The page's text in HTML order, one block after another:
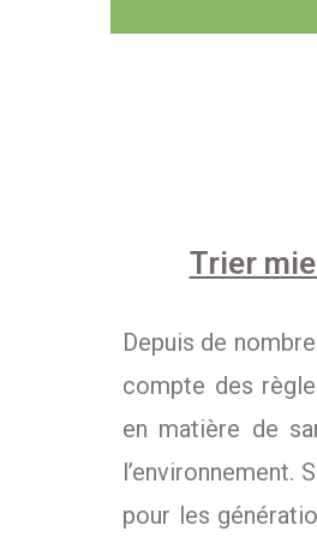
Trier
Depuis de
compte des
en matière de
l’environnement.
pour les